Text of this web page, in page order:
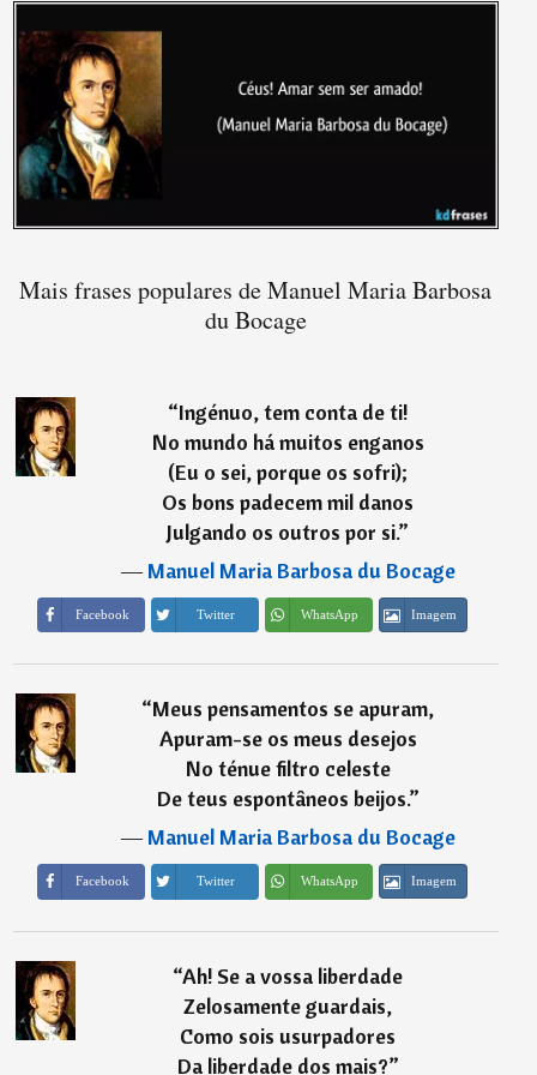
Mais frases populares de Manuel Maria Barbosa
du Bocage
“Ingénuo, tem conta de ti!
No mundo há muitos enganos
(Eu o sei, porque os sofri);
Os bons padecem mil danos
Julgando os outros por si.”
―Manuel Maria Barbosa du Bocage
Facebook Twitter WhatsApp Imagem
“Meus pensamentos se apuram,
Apuram-se os meus desejos
No ténue filtro celeste
De teus espontâneos beijos.”
―Manuel Maria Barbosa du Bocage
Facebook Twitter WhatsApp Imagem
“Ah! Se a vossa liberdade
Zelosamente guardais,
Como sois usurpadores
Da liberdade dos mais?”